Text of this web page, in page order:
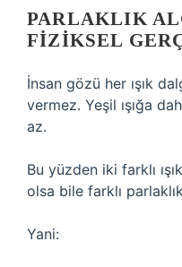
PARLAKLIK
FIZIKSEL
İnsan gözü her ışık
vermez. Yeşil ışığa
az.
Bu yüzden iki farklı
olsa bile farklı
Yani: